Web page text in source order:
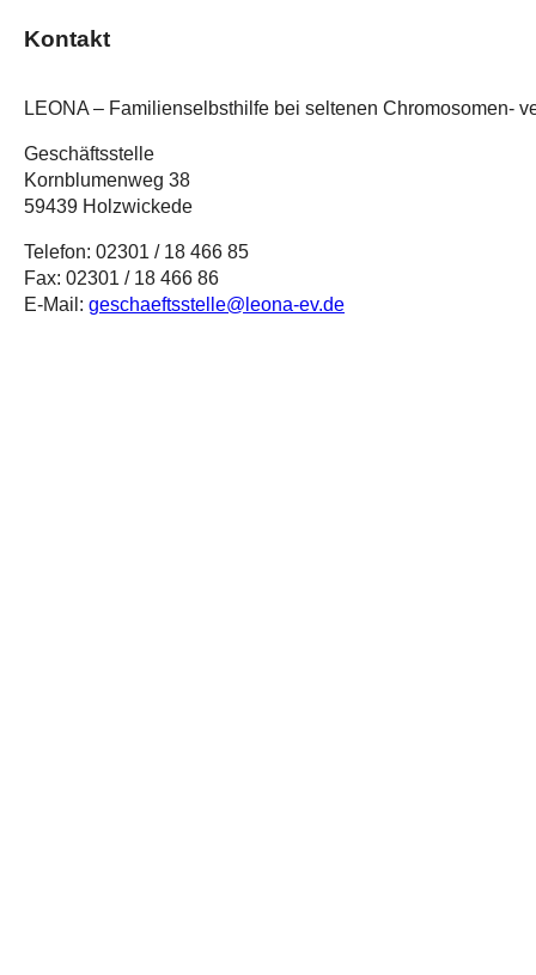
Kontakt
LEONA – Familienselbsthilfe bei seltenen Chromosomen-
Geschäftsstelle
Kornblumenweg 38
59439 Holzwickede
Telefon: 02301 / 18 466 85
Fax: 02301 / 18 466 86
E-Mail: geschaeftsstelle@leona-ev.de